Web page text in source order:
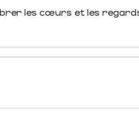
les cœurs et les